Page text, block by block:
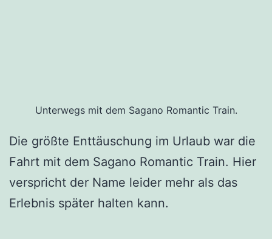
Unterwegs mit dem Sagano Romantic Train.
Die größte Enttäuschung im Urlaub war die
Fahrt mit dem Sagano Romantic Train. Hier
verspricht der Name leider mehr als das
Erlebnis später halten kann.